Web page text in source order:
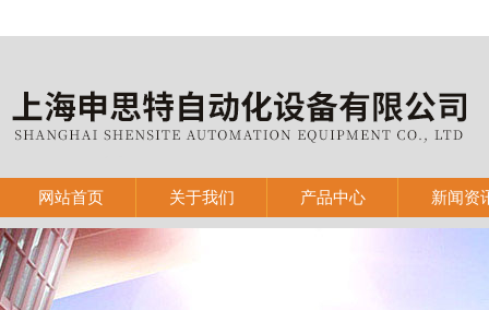
网站首页 关于我们 产品中心 新闻资